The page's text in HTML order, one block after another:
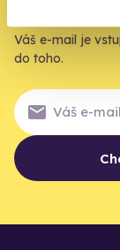
Váš e-mail je
do toho.